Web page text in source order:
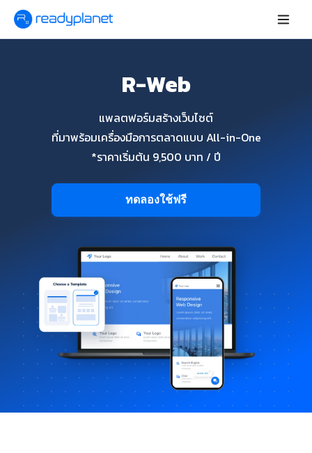
R-Web
แพลตฟอร์มสร้างเว็บไซต์
ที่มาพร้อมเครื่องมือการตลาดแบบ All-in-One
*ราคาเริ่มต้น 9,500 บาท / ปี
ทดลองใช้ฟรี